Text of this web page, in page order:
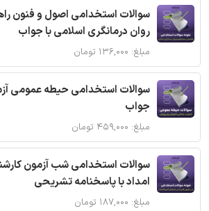
سوالات استخدامی اصول و فنون
روان درمانگری اسلامی با جواب
مبلغ: ۱۳۶,۰۰۰ تومان
سوالات استخدامی حیطه عمومی
جواب
مبلغ: ۴۵۹,۰۰۰ تومان
سوالات استخدامی شب آزمون
امداد با پاسخنامه تشریحی
مبلغ: ۱۸۷,۰۰۰ تومان